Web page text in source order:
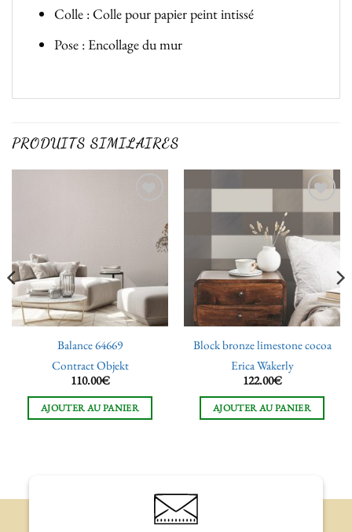
Colle : Colle pour papier peint intissé
Pose : Encollage du mur
PRODUITS SIMILAIRES
souhaits
Balance 64669
Contract Objekt
110.00€
AJOUTER AU PANIER
Ajouter
de
Block bronze limestone cocoa
Erica Wakerly
122.00€
AJOUTER AU PANIER